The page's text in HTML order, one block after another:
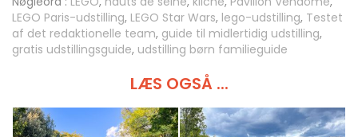
LEGO Paris-udstilling, LEGO Star Wars, lego-udstilling, Testet
af det redaktionelle team, guide til midlertidig udstilling,
gratis udstillingsguide, udstilling børn familieguide
LÆS OGSÅ ...